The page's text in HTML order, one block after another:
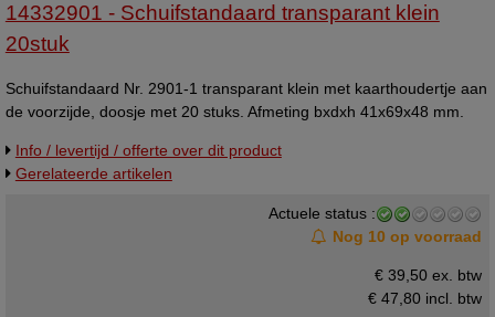
14332901 - Schuifstandaard transparant klein
20stuk
Schuifstandaard Nr. 2901-1 transparant klein met kaarthoudertje aan
de voorzijde, doosje met 20 stuks. Afmeting bxdxh 41x69x48 mm.
Info / levertijd / offerte over dit product
Gerelateerde artikelen
Actuele status :
Nog 10 op voorraad
€ 39,50 ex. btw
€ 47,80 incl. btw